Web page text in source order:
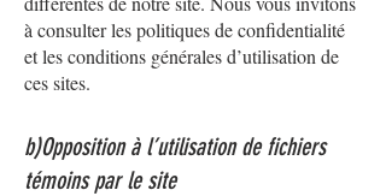
à consulter les politiques de confidentialité
et les conditions générales d’utilisation de
ces sites.
b)Opposition à l’utilisation de fichiers
témoins par le site